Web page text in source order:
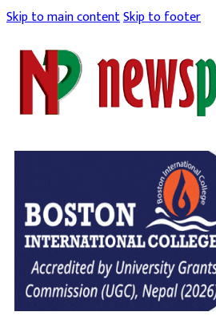
Skip to main contentSkip to footer